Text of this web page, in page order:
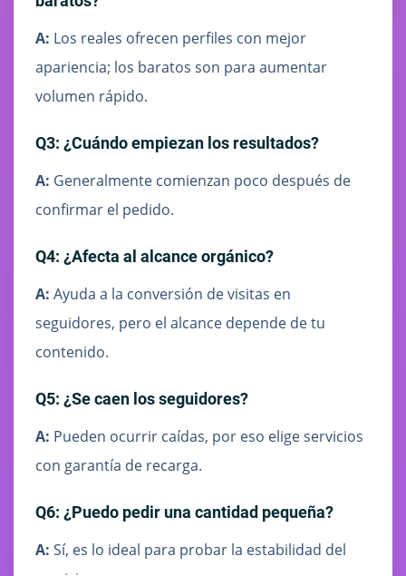
A: Los reales ofrecen perfiles con mejor
apariencia; los baratos son para aumentar
volumen rápido.
Q3: ¿Cuándo empiezan los resultados?
A: Generalmente comienzan poco después de
confirmar el pedido.
Q4: ¿Afecta al alcance orgánico?
A: Ayuda a la conversión de visitas en
seguidores, pero el alcance depende de tu
contenido.
Q5: ¿Se caen los seguidores?
A: Pueden ocurrir caídas, por eso elige servicios
con garantía de recarga.
Q6: ¿Puedo pedir una cantidad pequeña?
A: Sí, es lo ideal para probar la estabilidad del